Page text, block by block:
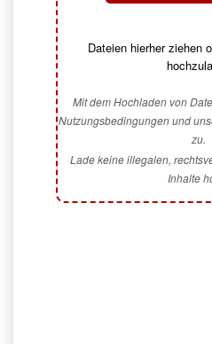
Dateien hierher ziehen
Mit dem Hochladen von
Nutzungsbedingungen und
zu.
Lade keine illegalen,
Inhalte